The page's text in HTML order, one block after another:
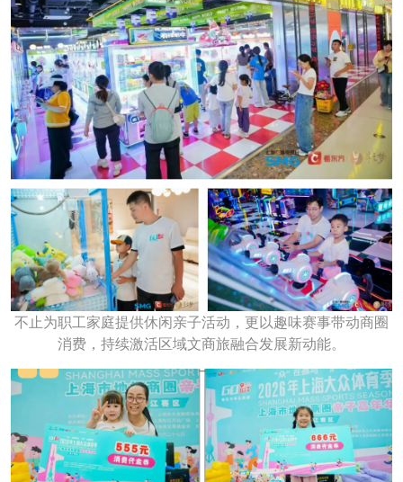
不止为职工家庭提供休闲亲子活动，更以趣味赛事带动商圈
消费，持续激活区域文商旅融合发展新动能。